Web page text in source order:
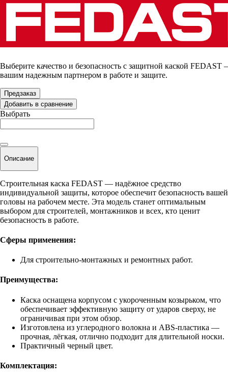
Выберите качество и безопасность с защитной каской FEDAST –
вашим надежным партнером в работе и защите.
Предзаказ
Добавить в сравнение
Выбрать
Описание
Строительная каска FEDAST — надёжное средство
индивидуальной защиты, которое обеспечит безопасность вашей
головы на рабочем месте. Эта модель станет оптимальным
выбором для строителей, монтажников и всех, кто ценит
безопасность в работе.
Сферы применения:
Для строительно-монтажных и ремонтных работ.
Преимущества:
Каска оснащена корпусом с укороченным козырьком, что
обеспечивает эффективную защиту от ударов сверху, не
ограничивая при этом обзор.
Изготовлена из углеродного волокна и ABS‑пластика —
прочная, лёгкая, отлично подходит для длительной носки.
Практичный черный цвет.
Комплектация: